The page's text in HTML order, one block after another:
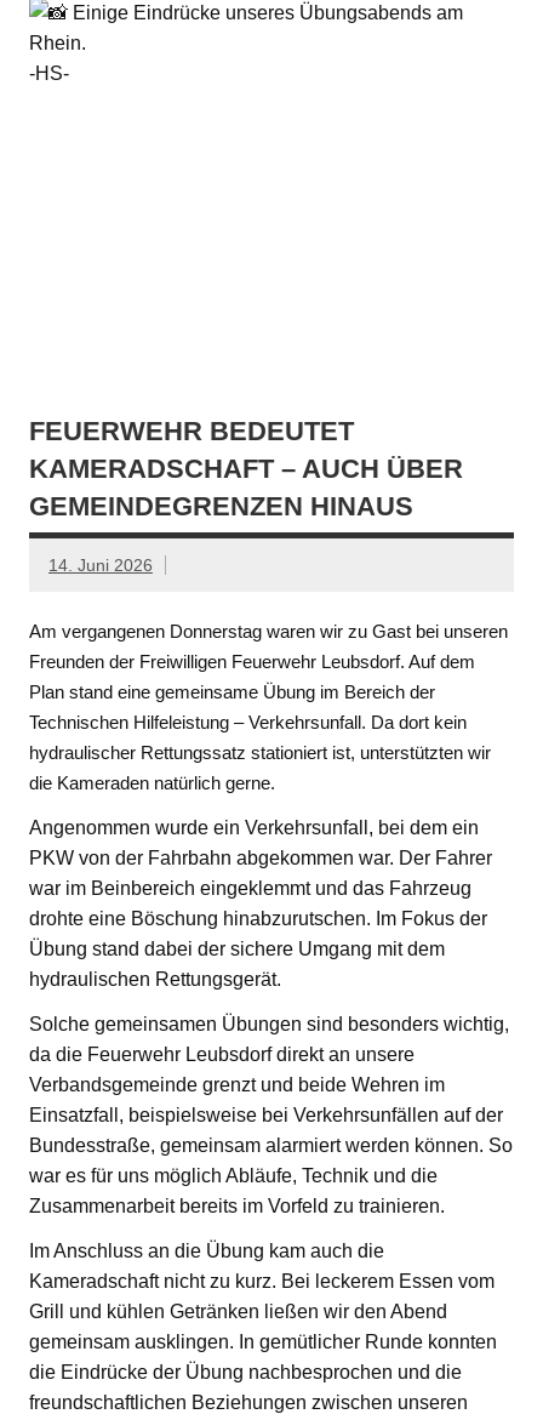
Einige Eindrücke unseres Übungsabends am
Rhein.
-HS-
FEUERWEHR BEDEUTET
KAMERADSCHAFT – AUCH ÜBER
GEMEINDEGRENZEN HINAUS
14. Juni 2026
Am vergangenen Donnerstag waren wir zu Gast bei unseren
Freunden der Freiwilligen Feuerwehr Leubsdorf. Auf dem
Plan stand eine gemeinsame Übung im Bereich der
Technischen Hilfeleistung – Verkehrsunfall. Da dort kein
hydraulischer Rettungssatz stationiert ist, unterstützten wir
die Kameraden natürlich gerne.
Angenommen wurde ein Verkehrsunfall, bei dem ein
PKW von der Fahrbahn abgekommen war. Der Fahrer
war im Beinbereich eingeklemmt und das Fahrzeug
drohte eine Böschung hinabzurutschen. Im Fokus der
Übung stand dabei der sichere Umgang mit dem
hydraulischen Rettungsgerät.
Solche gemeinsamen Übungen sind besonders wichtig,
da die Feuerwehr Leubsdorf direkt an unsere
Verbandsgemeinde grenzt und beide Wehren im
Einsatzfall, beispielsweise bei Verkehrsunfällen auf der
Bundesstraße, gemeinsam alarmiert werden können. So
war es für uns möglich Abläufe, Technik und die
Zusammenarbeit bereits im Vorfeld zu trainieren.
Im Anschluss an die Übung kam auch die
Kameradschaft nicht zu kurz. Bei leckerem Essen vom
Grill und kühlen Getränken ließen wir den Abend
gemeinsam ausklingen. In gemütlicher Runde konnten
die Eindrücke der Übung nachbesprochen und die
freundschaftlichen Beziehungen zwischen unseren